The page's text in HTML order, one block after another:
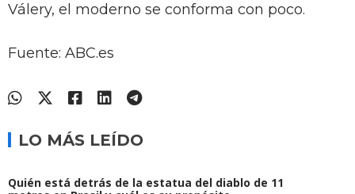
Válery, el moderno se conforma con poco.
Fuente: ABC.es
LO MÁS LEÍDO
Quién está detrás de la estatua del diablo de 11